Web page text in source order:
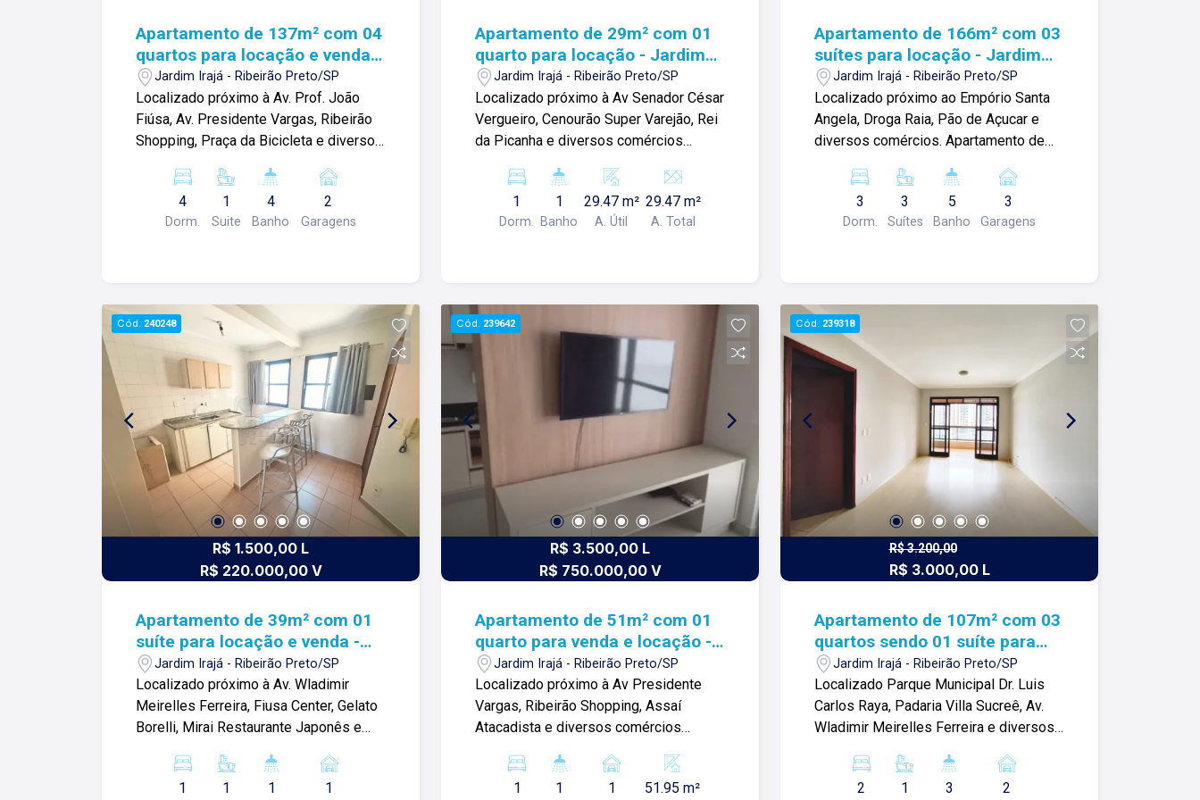
Apartamento de 137m² com 04
quartos para locação e venda -
Jardim Irajá
Jardim Irajá - Ribeirão Preto/SP
Localizado próximo à Av. Prof. João
Fiúsa, Av. Presidente Vargas, Ribeirão
Shopping, Praça da Bicicleta e diversos
-04 quartos com armários, sendo 01
suíte; -01 banheiro social com gabiente
e box blindex; -01 lavabo; -Sala 02
serviços com 01 suíte; -02 vagas de
garagem. Condomínio com: -Portaria
24h; -Elevador social; -Elevador de
serviço; -Academia; -Piscina; -Sauna;
-Área gourmet com churrasqueira; -
Playground. Para mais informações e
agendamento de visita, entre em
contato. Lago Imóveis - desde 1987
construindo relacionamentos e
confiança com clientes e proprietários.
4
Dorm.
1
Suite
4
Banho
2
Garagens
Apartamento de 29m² com 01
quarto para locação - Jardim
IrajáJardim Irajá - Ribeirão Preto/SP
Localizado próximo à Av Senador César
Vergueiro, Cenourão Super Varejão, Rei
da Picanha e diversos comércios
Banheiro social; -Sala com sacada; -
Cozinha com armário; -Área de serviço;
Para mais informações e agendamento
clientes e proprietários.
1
Dorm.
1
Banho
29.47 m²
A. Útil
29.47 m²
A. Total
Apartamento de 166m² com 03
suítes para locação - Jardim
IrajáJardim Irajá - Ribeirão Preto/SP
Localizado próximo ao Empório Santa
Angela, Droga Raia, Pão de Açucar e
diversos comércios. Apartamento de
com armários; -Sala ampla 02
ambientes com sacada; -Hall com
armários; -01 lavabo; -Cozinha
agendamento de visita, entre em
contato. Lago Imóveis ? desde 1987
construindo relacionamentos e
confiança com clientes e proprietários.
3
Dorm.
3
Suítes
5
Banho
3
Garagens
Cód. 240248
R$ 1.500,00 L
R$ 220.000,00 V
Apartamento de 39m² com 01
suíte para locação e venda -
Jardim Irajá
Jardim Irajá - Ribeirão Preto/SP
Localizado próximo à Av. Wladimir
Meirelles Ferreira, Fiusa Center, Gelato
Borelli, Mirai Restaurante Japonês e
40m² com: -01 suíte com armários; -
Sala ampla; -Cozinha planejada; -Área
1 1 1 1
Cód. 239642
R$ 3.500,00 L
R$ 750.000,00 V
Apartamento de 51m² com 01
quarto para venda e locação -
Jardim Irajá
Jardim Irajá - Ribeirão Preto/SP
Localizado próximo à Av Presidente
Vargas, Ribeirão Shopping, Assaí
Atacadista e diversos comércios
com armário; -Banheiro social; -Sala
ampla; -Cozinha com armário planejado;
1 1 1 51.95 m²
Cód. 239318
R$ 3.200,00
R$ 3.000,00 L
Apartamento de 107m² com 03
quartos sendo 01 suíte para
locação - Jardim Irajá
Jardim Irajá - Ribeirão Preto/SP
Localizado Parque Municipal Dr. Luis
Carlos Raya, Padaria Villa Sucreê, Av.
Wladimir Meirelles Ferreira e diversos
-03 quartos com armários sendo 01
suíte com sacada; -Sala 02 ambientes
2 1 3 2